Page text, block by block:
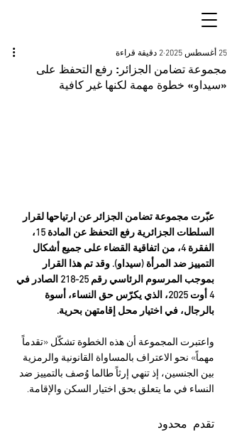
مجموعة تضامن الجزائر: رفع التحفظ على
«سيداو» خطوة مهمة لكنها غير كافية
25 أغسطس 2025 2 دقيقة قراءة
عبّرت مجموعة تضامن الجزائر عن ارتياحها لقرار
السلطات الجزائرية رفع التحفظ عن المادة 15،
الفقرة 4، من اتفاقية القضاء على جميع أشكال
التمييز ضد المرأة (سيداو). وقد تم هذا القرار
بموجب المرسوم الرئاسي رقم 25-218 الصادر في
4 أوت 2025، الذي يكرّس حق النساء، أسوة
بالرجال، في اختيار محل إقامتهن بحرية.
واعتبرت المجموعة أن هذه الخطوة تشكّل «تقدماً
مهماً» نحو الاعتراف بالمساواة القانونية والرمزية
بين الجنسين، إذ تنهي إرثاً طالما وُصف بالتمييز ضد
النساء في ما يتعلق بحق اختيار السكن والإقامة.
تقدم محدود